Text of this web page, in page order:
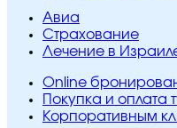
Авиа
Страхование
Лечение в
Online
Покупка и оплата
Корпоративным